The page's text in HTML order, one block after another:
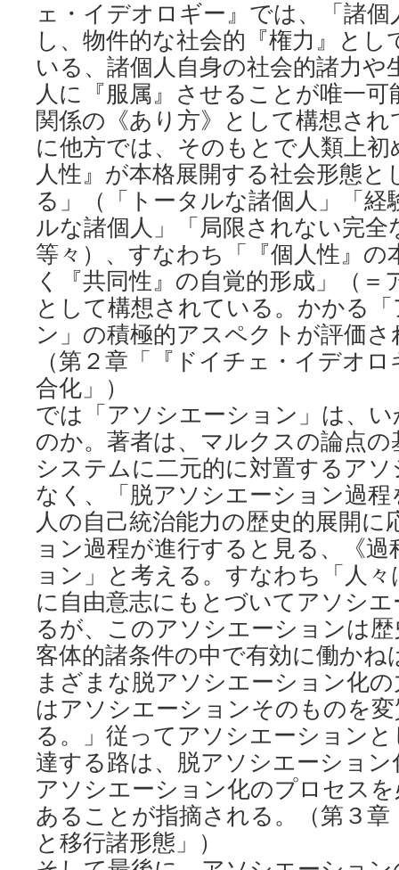
ェ・イデオロギー』では、「諸個
し、物件的な社会的『権力』とし
いる、諸個人自身の社会的諸力や
人に『服属』させることが唯一可
関係の《あり方》として構想さ
に他方では、そのもとで人類上
人性』が本格展開する社会形態
る」（「トータルな諸個人」「
ルな諸個人」「局限されない完全
等々）、すなわち「『個人性』の
く『共同性』の自覚的形成」（
として構想されている。かかる
ン」の積極的アスペクトが評価
（第２章「『ドイチェ・イデオ
合化」）
では「アソシエーション」は、
のか。著者は、マルクスの論点の
システムに二元的に対置するア
なく、「脱アソシエーション過
人の自己統治能力の歴史的展開
ョン過程が進行すると見る、《
ョン」と考える。すなわち「人
に自由意志にもとづいてアソシ
るが、このアソシエーションは
客体的諸条件の中で有効に働かね
まざまな脱アソシエーション化
はアソシエーションそのものを
る。」従ってアソシエーション
達する路は、脱アソシエーショ
アソシエーション化のプロセス
あることが指摘される。（第３
と移行諸形態」）